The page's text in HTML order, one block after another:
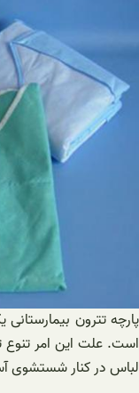
پارچه تترون
است. علت این امر تنوع
لباس در کنار شستشوی